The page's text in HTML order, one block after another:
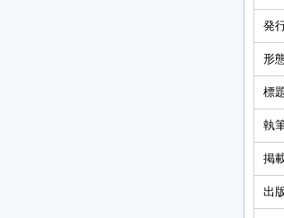
発
形
標
執
掲
出